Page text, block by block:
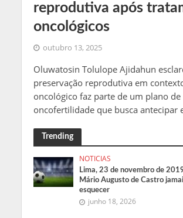
reprodutiva após
oncológicos
outubro 13, 2025
Oluwatosin Tolulope Ajidahun
preservação reprodutiva em
oncológico faz parte de um plano de
oncofertilidade que busca antecipar
Trending
NOTICIAS
Lima, 23 de novembro de
Mário Augusto de Castro
esquecer
junho 18, 2026